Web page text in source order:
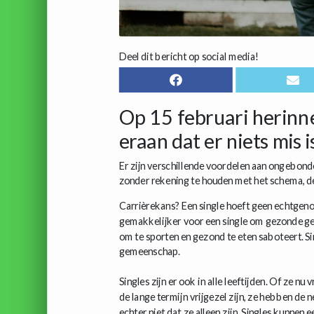
Deel dit bericht op social media!
Op 15 februari
eraan dat er niets mis
Er zijn verschillende voordelen aan
zonder rekening te houden met het schema,
Carrièrekans? Een single hoeft geen
gemakkelijker voor een single om gezonde
om te sporten en gezond te eten saboteert.
gemeenschap.
Singles zijn er ook in alle leeftijden. Of ze
de lange termijn vrijgezel zijn, ze hebben de